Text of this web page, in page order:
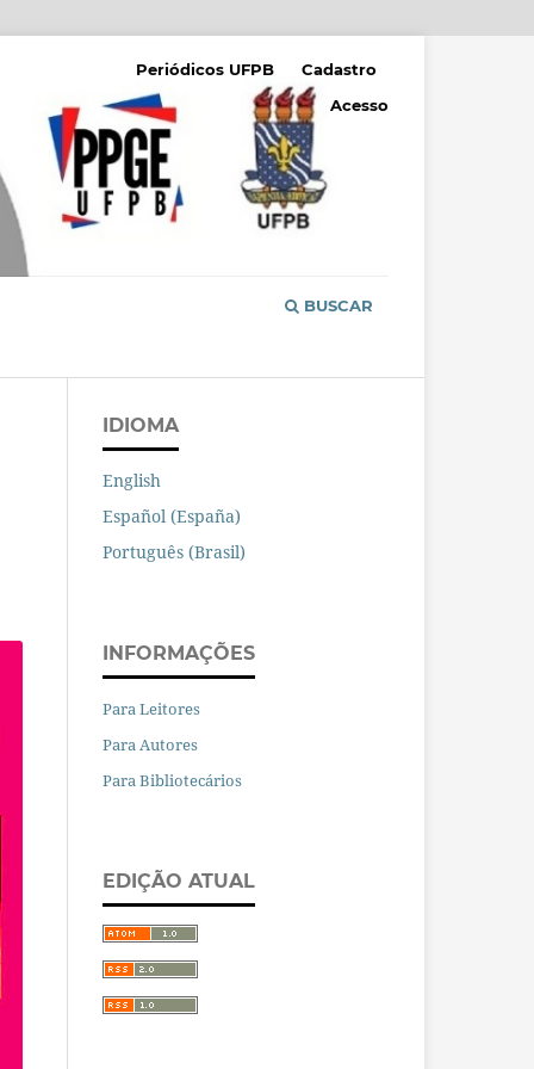
BUSCAR
Periódicos UFPB
Cadastro
Acesso
IDIOMA
English
Español (España)
Português (Brasil)
INFORMAÇÕES
Para Leitores
Para Autores
Para Bibliotecários
EDIÇÃO ATUAL